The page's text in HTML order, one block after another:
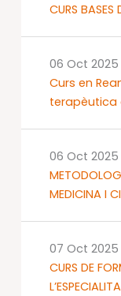
CURS BASES
Curs en
terapèutica
06 Oct 2025
MEDICINA I
06 Oct 2025
CURS DE
07 Oct 2025